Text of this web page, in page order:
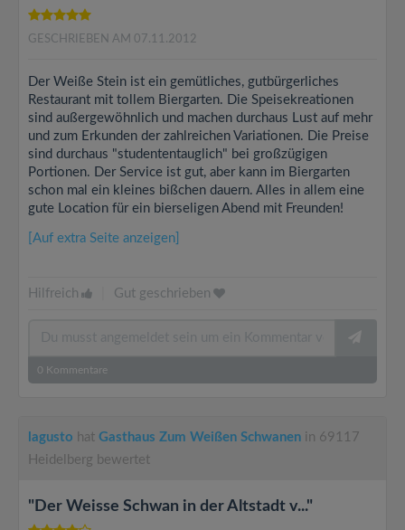
GESCHRIEBEN AM 07.11.2012
Der Weiße Stein ist ein gemütliches, gutbürgerliches
Restaurant mit tollem Biergarten. Die Speisekreationen
sind außergewöhnlich und machen durchaus Lust auf mehr
und zum Erkunden der zahlreichen Variationen. Die Preise
sind durchaus "studententauglich" bei großzügigen
Portionen. Der Service ist gut, aber kann im Biergarten
schon mal ein kleines bißchen dauern. Alles in allem eine
gute Location für ein bierseligen Abend mit Freunden!
[Auf extra Seite anzeigen]
Hilfreich Gut geschrieben
0 Kommentare
lagusto hat Gasthaus Zum Weißen Schwanen in 69117
Heidelberg bewertet
"Der Weisse Schwan in der Altstadt v..."